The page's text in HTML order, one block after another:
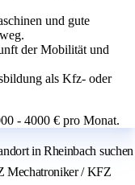
und gute
der Mobilität und
als Kfz- oder
- 4000 € pro Monat.
in Rheinbach suchen
Mechatroniker / KFZ